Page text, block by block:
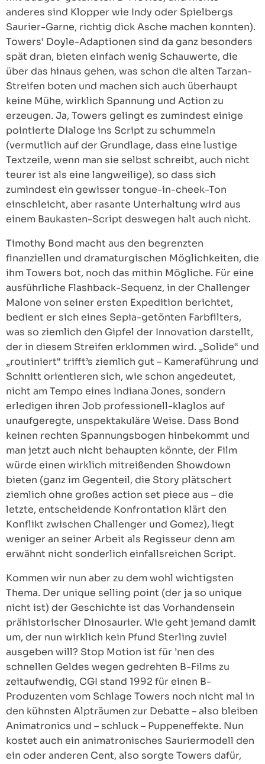
anderes sind Klopper wie Indy oder Spielbergs
Saurier-Garne, richtig dick Asche machen konnten).
Towers‘ Doyle-Adaptionen sind da ganz besonders
spät dran, bieten einfach wenig Schauwerte, die
über das hinaus gehen, was schon die alten Tarzan-
Streifen boten und machen sich auch überhaupt
keine Mühe, wirklich Spannung und Action zu
erzeugen. Ja, Towers gelingt es zumindest einige
pointierte Dialoge ins Script zu schummeln
(vermutlich auf der Grundlage, dass eine lustige
Textzeile, wenn man sie selbst schreibt, auch nicht
teurer ist als eine langweilige), so dass sich
zumindest ein gewisser tongue-in-cheek-Ton
einschleicht, aber rasante Unterhaltung wird aus
einem Baukasten-Script deswegen halt auch nicht.
Timothy Bond macht aus den begrenzten
finanziellen und dramaturgischen Möglichkeiten, die
ihm Towers bot, noch das mithin Mögliche. Für eine
ausführliche Flashback-Sequenz, in der Challenger
Malone von seiner ersten Expedition berichtet,
bedient er sich eines Sepia-getönten Farbfilters,
was so ziemlich den Gipfel der Innovation darstellt,
der in diesem Streifen erklommen wird. „Solide“ und
„routiniert“ trifft’s ziemlich gut – Kameraführung und
Schnitt orientieren sich, wie schon angedeutet,
nicht am Tempo eines Indiana Jones, sondern
erledigen ihren Job professionell-klaglos auf
unaufgeregte, unspektakuläre Weise. Dass Bond
keinen rechten Spannungsbogen hinbekommt und
man jetzt auch nicht behaupten könnte, der Film
würde einen wirklich mitreißenden Showdown
bieten (ganz im Gegenteil, die Story plätschert
ziemlich ohne großes action set piece aus – die
letzte, entscheidende Konfrontation klärt den
Konflikt zwischen Challenger und Gomez), liegt
weniger an seiner Arbeit als Regisseur denn am
erwähnt nicht sonderlich einfallsreichen Script.
Kommen wir nun aber zu dem wohl wichtigsten
Thema. Der unique selling point (der ja so unique
nicht ist) der Geschichte ist das Vorhandensein
prähistorischer Dinosaurier. Wie geht jemand damit
um, der nun wirklich kein Pfund Sterling zuviel
ausgeben will? Stop Motion ist für ’nen des
schnellen Geldes wegen gedrehten B-Films zu
zeitaufwendig, CGI stand 1992 für einen B-
Produzenten vom Schlage Towers noch nicht mal in
den kühnsten Alpträumen zur Debatte – also bleiben
Animatronics und – schluck – Puppeneffekte. Nun
kostet auch ein animatronisches Sauriermodell den
ein oder anderen Cent, also sorgte Towers dafür,